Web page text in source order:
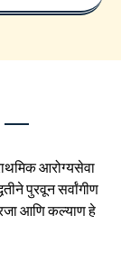
आरोग्यसेवा
पुरवून सर्वांगीण
आणि कल्याण हे